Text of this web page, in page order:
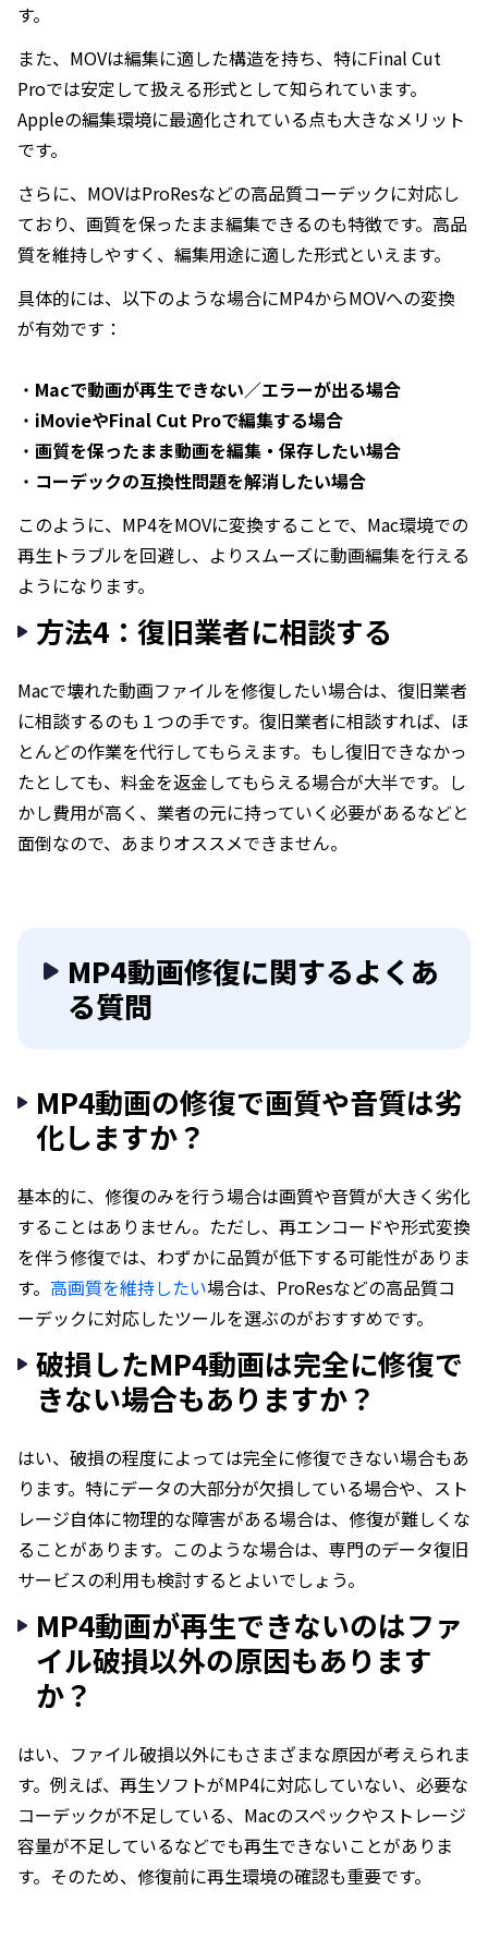
す。
また、MOVは編集に適した構造を持ち、特にFinal Cut
Proでは安定して扱える形式として知られています。
Appleの編集環境に最適化されている点も大きなメリット
です。
さらに、MOVはProResなどの高品質コーデックに対応し
ており、画質を保ったまま編集できるのも特徴です。高品
質を維持しやすく、編集用途に適した形式といえます。
具体的には、以下のような場合にMP4からMOVへの変換
が有効です：
・ Macで動画が再生できない／エラーが出る場合
・ iMovieやFinal Cut Proで編集する場合
・ 画質を保ったまま動画を編集・保存したい場合
・ コーデックの互換性問題を解消したい場合
このように、MP4をMOVに変換することで、Mac環境での
再生トラブルを回避し、よりスムーズに動画編集を行える
ようになります。
方法4：復旧業者に相談する
Macで壊れた動画ファイルを修復したい場合は、復旧業者
に相談するのも１つの手です。復旧業者に相談すれば、ほ
とんどの作業を代行してもらえます。もし復旧できなかっ
たとしても、料金を返金してもらえる場合が大半です。し
かし費用が高く、業者の元に持っていく必要があるなどと
面倒なので、あまりオススメできません。
MP4動画修復に関するよくあ
る質問
MP4動画の修復で画質や音質は劣
化しますか？
基本的に、修復のみを行う場合は画質や音質が大きく劣化
することはありません。ただし、再エンコードや形式変換
を伴う修復では、わずかに品質が低下する可能性がありま
す。 高画質を維持したい場合は、ProResなどの高品質コ
ーデックに対応したツールを選ぶのがおすすめです。
破損したMP4動画は完全に修復で
きない場合もありますか？
はい、破損の程度によっては完全に修復できない場合もあ
ります。特にデータの大部分が欠損している場合や、スト
レージ自体に物理的な障害がある場合は、修復が難しくな
ることがあります。このような場合は、専門のデータ復旧
サービスの利用も検討するとよいでしょう。
MP4動画が再生できないのはファ
イル破損以外の原因もあります
か？
はい、ファイル破損以外にもさまざまな原因が考えられま
す。例えば、再生ソフトがMP4に対応していない、必要な
コーデックが不足している、Macのスペックやストレージ
容量が不足しているなどでも再生できないことがありま
す。そのため、修復前に再生環境の確認も重要です。